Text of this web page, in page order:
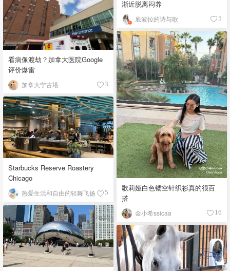
渐近脱离闷养
底波拉的诗与歌 5
看病像渡劫？加拿大医院Google
评价爆雷
加拿大宁古塔 3
歌莉娅白色镂空针织衫真的很百
搭
金小希ssicaa 16
Starbucks Reserve Roastery
Chicago
热爱生活和自由的轻舞飞扬 5